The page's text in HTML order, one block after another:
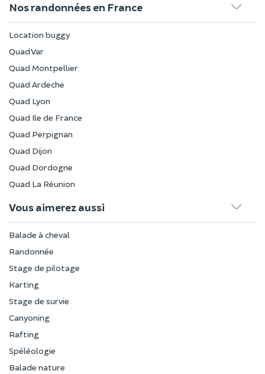
Nos randonnées en France
Location buggy
Quad Var
Quad Montpellier
Quad Ardeche
Quad Lyon
Quad Ile de France
Quad Perpignan
Quad Dijon
Quad Dordogne
Quad La Réunion
Vous aimerez aussi
Balade à cheval
Randonnée
Stage de pilotage
Karting
Stage de survie
Canyoning
Rafting
Spéléologie
Balade nature